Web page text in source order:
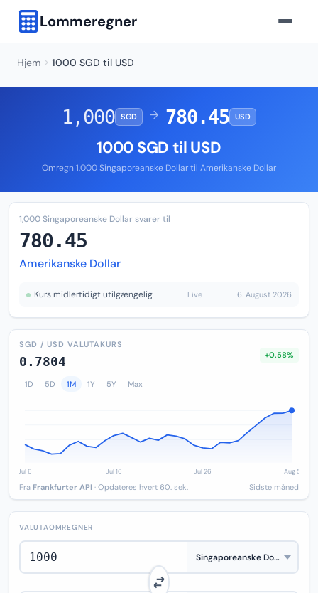
Lommeregner
Hjem 1000 SGD til USD
1,000 SGD → 780.45 USD
1000 SGD til USD
Omregn 1,000 Singaporeanske Dollar til Amerikanske Dollar
1,000 Singaporeanske Dollar svarer til
780.45
Amerikanske Dollar
Kurs midlertidigt utilgængelig Live 6. August 2026
SGD / USD VALUTAKURS
0.7804 +0.58%
1D 5D 1M 1Y 5Y Max
Fra Frankfurter API · Opdateres hvert 60. sek. Sidste måned
VALUTAOMREGNER